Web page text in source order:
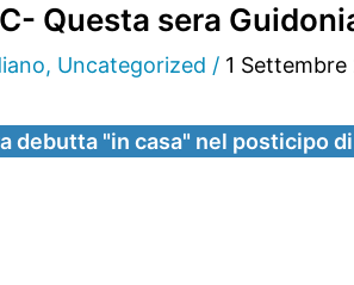
C- Questa sera
, Uncategorized / 1 Settembre
debutta "in casa" nel posticipo